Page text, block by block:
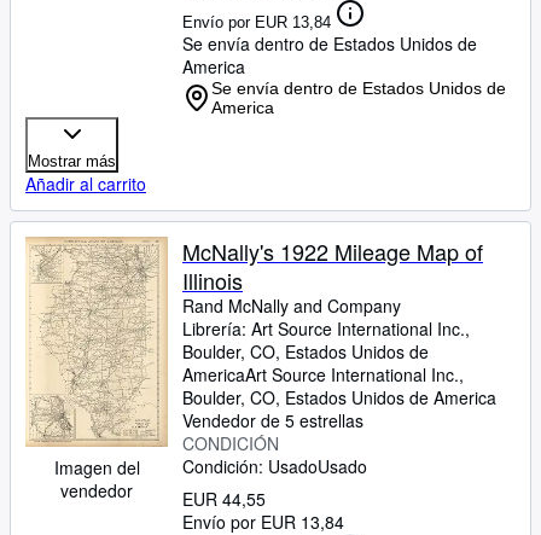
Envío por EUR 13,84
Se envía dentro de Estados Unidos de
America
Se envía dentro de Estados Unidos de
America
Mostrar más
Añadir al carrito
Imagen del
vendedor
McNally's 1922 Mileage Map of
Illinois
Rand McNally and Company
Librería: Art Source International Inc.,
Boulder, CO, Estados Unidos de
AmericaArt Source International Inc.,
Boulder, CO, Estados Unidos de America
Vendedor de 5 estrellas
CONDICIÓN
Condición: UsadoUsado
EUR 44,55
Envío por EUR 13,84